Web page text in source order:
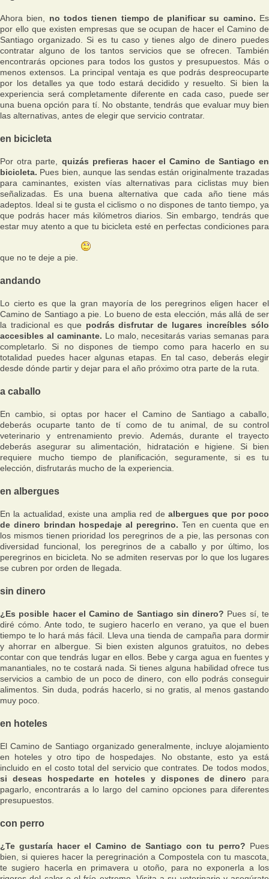
Ahora bien, no todos tienen tiempo de planificar su camino. Es
por ello que existen empresas que se ocupan de hacer el Camino de
Santiago organizado. Si es tu caso y tienes algo de dinero puedes
contratar alguno de los tantos servicios que se ofrecen. También
encontrarás opciones para todos los gustos y presupuestos. Más o
menos extensos. La principal ventaja es que podrás despreocuparte
por los detalles ya que todo estará decidido y resuelto. Si bien la
experiencia será completamente diferente en cada caso, puede ser
una buena opción para tí. No obstante, tendrás que evaluar muy bien
las alternativas, antes de elegir que servicio contratar.
en bicicleta
Por otra parte, quizás prefieras hacer el Camino de Santiago en
bicicleta. Pues bien, aunque las sendas están originalmente trazadas
para caminantes, existen vías alternativas para ciclistas muy bien
señalizadas. Es una buena alternativa que cada año tiene más
adeptos. Ideal si te gusta el ciclismo o no dispones de tanto tiempo, ya
que podrás hacer más kilómetros diarios. Sin embargo, tendrás que
estar muy atento a que tu bicicleta esté en perfectas condiciones para
que no te deje a pie.
andando
Lo cierto es que la gran mayoría de los peregrinos eligen hacer el
Camino de Santiago a pie. Lo bueno de esta elección, más allá de ser
la tradicional es que podrás disfrutar de lugares increíbles sólo
accesibles al caminante. Lo malo, necesitarás varias semanas para
completarlo. Si no dispones de tiempo como para hacerlo en su
totalidad puedes hacer algunas etapas. En tal caso, deberás elegir
desde dónde partir y dejar para el año próximo otra parte de la ruta.
a caballo
En cambio, si optas por hacer el Camino de Santiago a caballo,
deberás ocuparte tanto de tí como de tu animal, de su control
veterinario y entrenamiento previo. Además, durante el trayecto
deberás asegurar su alimentación, hidratación e higiene. Si bien
requiere mucho tiempo de planificación, seguramente, si es tu
elección, disfrutarás mucho de la experiencia.
en albergues
En la actualidad, existe una amplia red de albergues que por poco
de dinero brindan hospedaje al peregrino. Ten en cuenta que en
los mismos tienen prioridad los peregrinos de a pie, las personas con
diversidad funcional, los peregrinos de a caballo y por último, los
peregrinos en bicicleta. No se admiten reservas por lo que los lugares
se cubren por orden de llegada.
sin dinero
¿Es posible hacer el Camino de Santiago sin dinero? Pues sí, te
diré cómo. Ante todo, te sugiero hacerlo en verano, ya que el buen
tiempo te lo hará más fácil. Lleva una tienda de campaña para dormir
y ahorrar en albergue. Si bien existen algunos gratuitos, no debes
contar con que tendrás lugar en ellos. Bebe y carga agua en fuentes y
manantiales, no te costará nada. Si tienes alguna habilidad ofrece tus
servicios a cambio de un poco de dinero, con ello podrás conseguir
alimentos. Sin duda, podrás hacerlo, si no gratis, al menos gastando
muy poco.
en hoteles
El Camino de Santiago organizado generalmente, incluye alojamiento
en hoteles y otro tipo de hospedajes. No obstante, esto ya está
incluido en el costo total del servicio que contrates. De todos modos,
si deseas hospedarte en hoteles y dispones de dinero para
pagarlo, encontrarás a lo largo del camino opciones para diferentes
presupuestos.
con perro
¿Te gustaría hacer el Camino de Santiago con tu perro? Pues
bien, si quieres hacer la peregrinación a Compostela con tu mascota,
te sugiero hacerla en primavera u otoño, para no exponerla a los